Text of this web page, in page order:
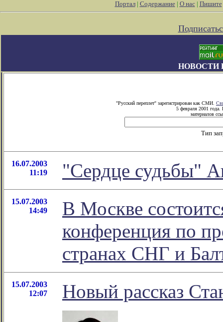
Портал| Содержание| О нас| Пишите
НОВОСТИ
"Русский переплет" зарегистрирован как СМИ.
5 февраля 2001 года.
материалов
Тип
16.07.2003
11:19
"Сердце судьбы"
15.07.2003
14:49
В Москве
конференция по
странах СНГ и
15.07.2003
12:07
Новый рассказ